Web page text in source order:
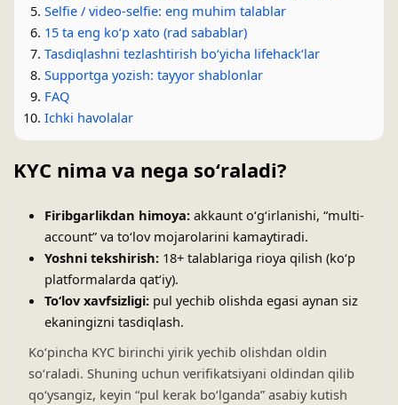
Selfie / video-selfie: eng muhim talablar
15 ta eng koʻp xato (rad sabablar)
Tasdiqlashni tezlashtirish boʻyicha lifehackʻlar
Supportga yozish: tayyor shablonlar
FAQ
Ichki havolalar
KYC nima va nega soʻraladi?
Firibgarlikdan himoya:akkaunt oʻgʻirlanishi, “multi-
account” va toʻlov mojarolarini kamaytiradi.
Yoshni tekshirish:18+ talablariga rioya qilish (koʻp
platformalarda qatʻiy).
Toʻlov xavfsizligi:pul yechib olishda egasi aynan siz
ekaningizni tasdiqlash.
Koʻpincha KYC birinchi yirik yechib olishdan oldin
soʻraladi. Shuning uchun verifikatsiyani oldindan qilib
qoʻysangiz, keyin “pul kerak boʻlganda” asabiy kutish